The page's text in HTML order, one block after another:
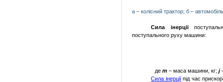
а – колісний трактор; б –
Сила інерції
поступального руху машини:
де т – маса машини, кг; j
Сила інерціїпід час